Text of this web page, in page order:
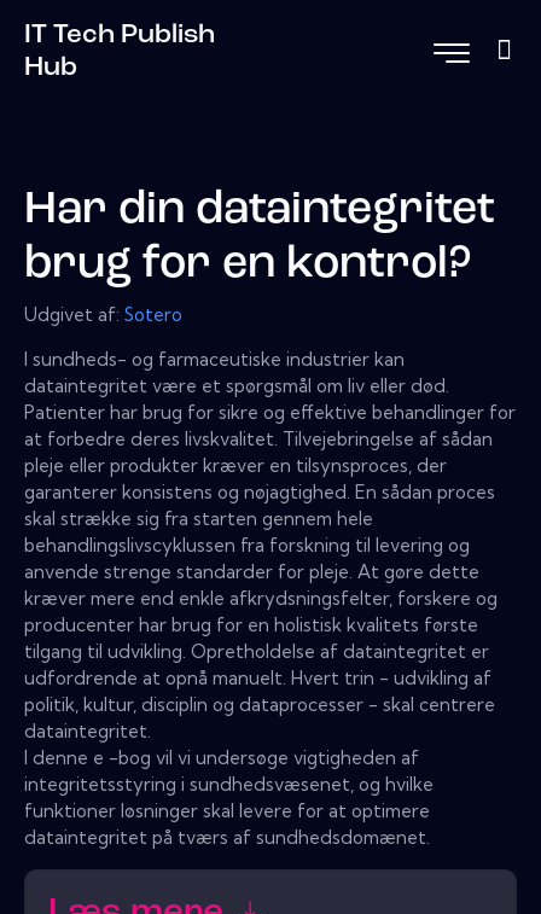
IT Tech Publish
Hub
Har din dataintegritet
brug for en kontrol?
Udgivet af: Sotero
I sundheds- og farmaceutiske industrier kan
dataintegritet være et spørgsmål om liv eller død.
Patienter har brug for sikre og effektive behandlinger for
at forbedre deres livskvalitet. Tilvejebringelse af sådan
pleje eller produkter kræver en tilsynsproces, der
garanterer konsistens og nøjagtighed. En sådan proces
skal strække sig fra starten gennem hele
behandlingslivscyklussen fra forskning til levering og
anvende strenge standarder for pleje. At gøre dette
kræver mere end enkle afkrydsningsfelter, forskere og
producenter har brug for en holistisk kvalitets første
tilgang til udvikling. Opretholdelse af dataintegritet er
udfordrende at opnå manuelt. Hvert trin - udvikling af
politik, kultur, disciplin og dataprocesser - skal centrere
dataintegritet.
I denne e -bog vil vi undersøge vigtigheden af ​​
integritetsstyring i sundhedsvæsenet, og hvilke
funktioner løsninger skal levere for at optimere
dataintegritet på tværs af sundhedsdomænet.